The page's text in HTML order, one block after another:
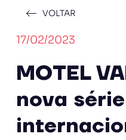
VOLTAR
17/02/2023
MOTEL
nova série